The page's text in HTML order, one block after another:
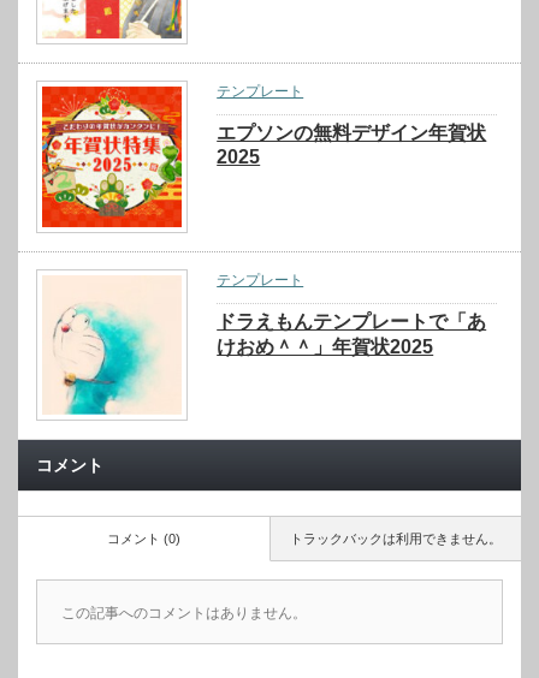
テンプレート
エプソンの無料デザイン年賀状
2025
テンプレート
ドラえもんテンプレートで「あ
けおめ＾＾」年賀状2025
コメント
トラックバックは利用できません。
コメント (0)
この記事へのコメントはありません。